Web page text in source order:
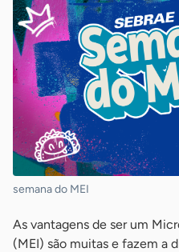
semana do MEI
As vantagens de ser um
(MEI) são muitas e fazem a